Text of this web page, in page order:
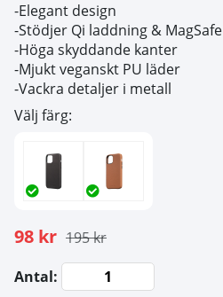
-Elegant design
-Stödjer Qi laddning & MagSafe
-Höga skyddande kanter
-Mjukt veganskt PU läder
-Vackra detaljer i metall
Välj färg:
98 kr 195 kr
Antal: